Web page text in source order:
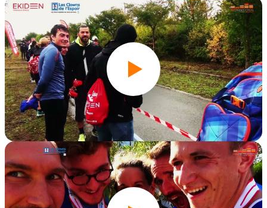
Ekivengers 2021
Édition 2019